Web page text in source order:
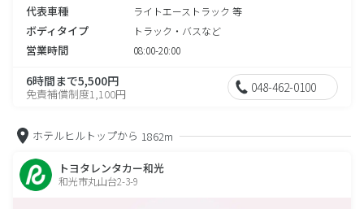
代表車種 ライトエーストラック 等
ボディタイプ トラック・バスなど
営業時間 08:00-20:00
6時間まで5,500円
免責補償制度1,100円 048-462-0100
ホテルヒルトップから 1862m
トヨタレンタカー和光
和光市丸山台2-3-9